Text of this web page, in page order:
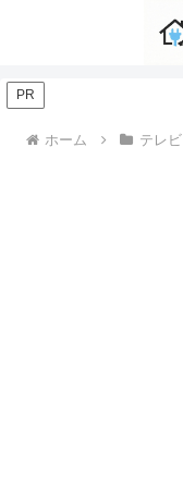
PR
ホーム テレビ